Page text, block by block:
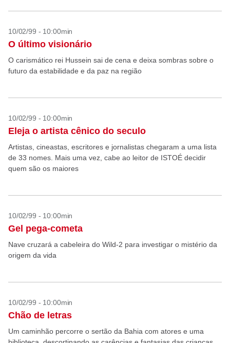
10/02/99 - 10:00min
O último visionário
O carismático rei Hussein sai de cena e deixa sombras sobre o
futuro da estabilidade e da paz na região
10/02/99 - 10:00min
Eleja o artista cênico do seculo
Artistas, cineastas, escritores e jornalistas chegaram a uma lista
de 33 nomes. Mais uma vez, cabe ao leitor de ISTOÉ decidir
quem são os maiores
10/02/99 - 10:00min
Gel pega-cometa
Nave cruzará a cabeleira do Wild-2 para investigar o mistério da
origem da vida
10/02/99 - 10:00min
Chão de letras
Um caminhão percorre o sertão da Bahia com atores e uma